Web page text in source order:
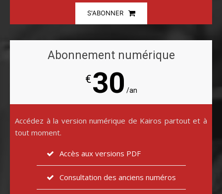
S'ABONNER
Abonnement numérique
€30 /an
Accédez à la version numérique de Kairos partout et à
tout moment.
Accès aux versions PDF
Consultation des anciens numéros